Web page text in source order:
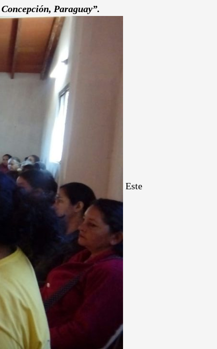
Paraguay”.
Este